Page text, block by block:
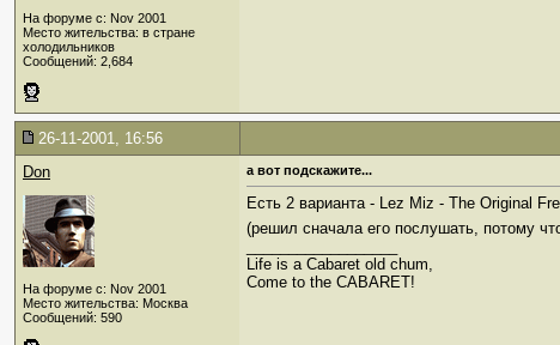
На форуме с: Nov 2001
Место жительства: в стране
холодильников
Сообщений: 2,684
26-11-2001, 16:56
Don
На форуме с: Nov 2001
Место жительства: Москва
Сообщений: 590
а вот подскажите...
Есть 2 варианта - Lez Miz - The Original
(решил сначала его послушать, потому
Life is a Cabaret old chum,
Come to the CABARET!